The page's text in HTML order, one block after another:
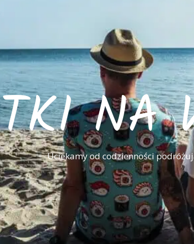
NA
Uciekamy od codzienności